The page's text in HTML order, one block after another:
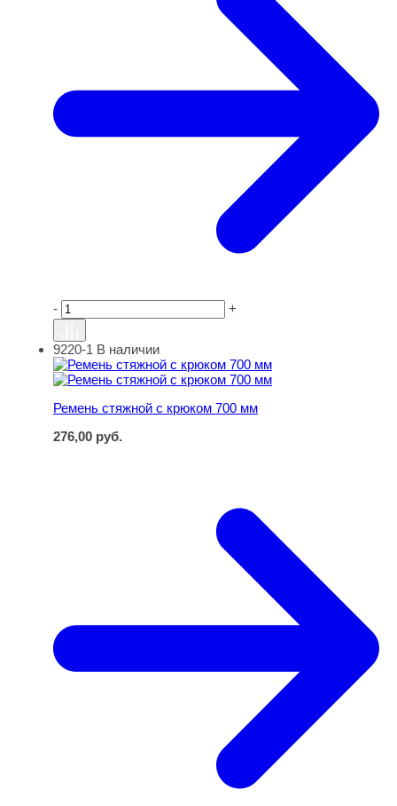
- +
Ремень стяжной с крюком 700 мм
9220-1 В наличии
Ремень стяжной с крюком 700 мм
276,00 руб.